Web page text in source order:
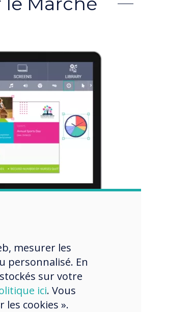
mesurer les
personnalisé. En
sur votre
ici. Vous
cookies ».